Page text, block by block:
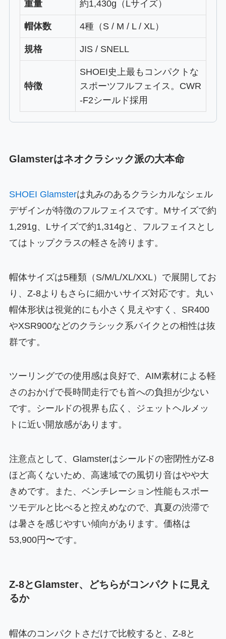
重量 約1,430g（Lサイズ）
帽体数 4種（S / M / L / XL）
規格 JIS / SNELL
特徴
SHOEI史上最もコンパクトな
スポーツフルフェイス。CWR
-F2シールド採用
Glamsterはネオクラシック派の大本命
SHOEI Glamsterは丸みのあるクラシカルなシェル
デザインが特徴のフルフェイスです。Mサイズで約
1,291g、Lサイズで約1,314gと、フルフェイスとし
てはトップクラスの軽さを誇ります。
帽体サイズは5種類（S/M/L/XL/XXL）で展開してお
り、Z-8よりもさらに細かいサイズ対応です。丸い
帽体形状は視覚的にも小さく見えやすく、SR400
やXSR900などのクラシック系バイクとの相性は抜
群です。
ツーリングでの使用感は良好で、AIM素材による軽
さのおかげで長時間走行でも首への負担が少ない
です。シールドの視界も広く、ジェットヘルメッ
トに近い開放感があります。
注意点として、Glamsterはシールドの密閉性がZ-8
ほど高くないため、高速域での風切り音はやや大
きめです。また、ベンチレーション性能もスポー
ツモデルと比べると控えめなので、真夏の渋滞で
は暑さを感じやすい傾向があります。価格は
53,900円〜です。
Z-8とGlamster、どちらがコンパクトに見え
るか
帽体のコンパクトさだけで比較すると、Z-8と